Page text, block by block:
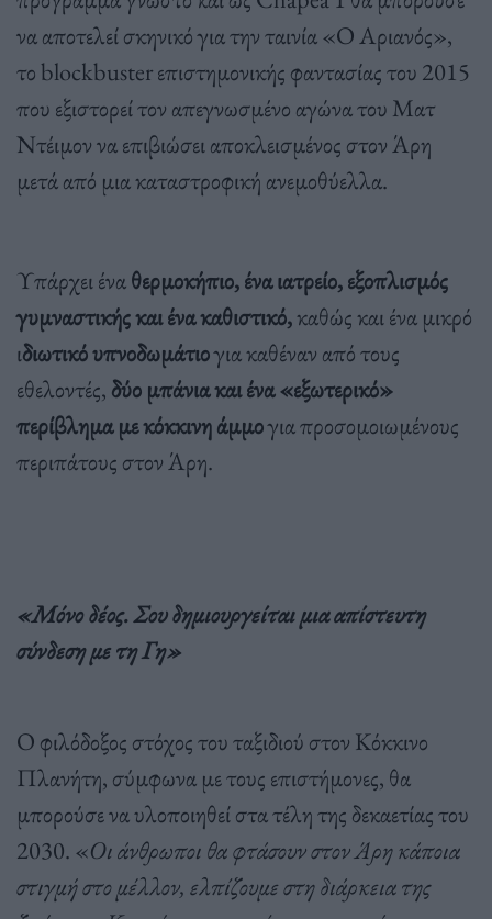
να αποτελεί σκηνικό για την ταινία «Ο Αριανός»,
το blockbuster επιστημονικής φαντασίας του 2015
που εξιστορεί τον απεγνωσμένο αγώνα του Ματ
Ντέιμον να επιβιώσει αποκλεισμένος στον Άρη
μετά από μια καταστροφική ανεμοθύελλα.
Υπάρχει έναθερμοκήπιο, ένα ιατρείο, εξοπλισμός
γυμναστικής και ένα καθιστικό,καθώς και ένα μικρό
ιδιωτικό υπνοδωμάτιογια καθέναν από τους
εθελοντές, δύο μπάνια και ένα «εξωτερικό»
περίβλημα με κόκκινη άμμογια προσομοιωμένους
περιπάτους στον Άρη.
«Μόνο δέος. Σου δημιουργείται μια απίστευτη
σύνδεση με τη Γη»
Ο φιλόδοξος στόχος του ταξιδιού στον Κόκκινο
Πλανήτη, σύμφωνα με τους επιστήμονες, θα
μπορούσε να υλοποιηθεί στα τέλη της δεκαετίας του
2030. «Οι άνθρωποι θα φτάσουν στον Άρη κάποια
στιγμή στο μέλλον, ελπίζουμε στη διάρκεια της